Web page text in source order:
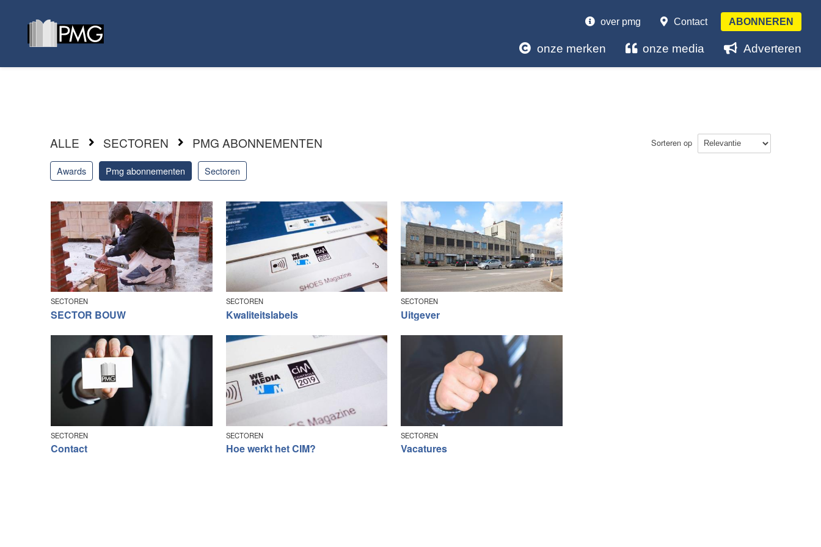
over pmg Contact ABONNEREN
onze merken onze media Adverteren
ALLE SECTOREN PMG ABONNEMENTEN Sorteren op
awards pmg abonnementen sectoren
SECTOREN
SECTOR BOUW
SECTOREN
Kwaliteitslabels
SECTOREN
Uitgever
SECTOREN
Contact
SECTOREN
Hoe werkt het CIM?
SECTOREN
Vacatures